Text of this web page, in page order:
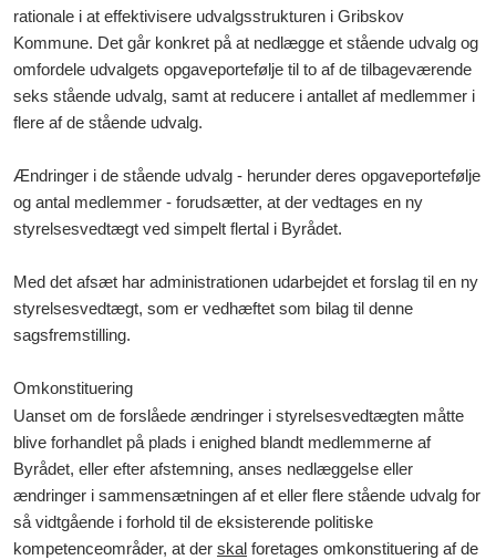
rationale i at effektivisere udvalgsstrukturen i Gribskov
Kommune. Det går konkret på at nedlægge et stående udvalg og
omfordele udvalgets opgaveportefølje til to af de tilbageværende
seks stående udvalg, samt at reducere i antallet af medlemmer i
flere af de stående udvalg.
Ændringer i de stående udvalg - herunder deres opgaveportefølje
og antal medlemmer - forudsætter, at der vedtages en ny
styrelsesvedtægt ved simpelt flertal i Byrådet.
Med det afsæt har administrationen udarbejdet et forslag til en ny
styrelsesvedtægt, som er vedhæftet som bilag til denne
sagsfremstilling.
Omkonstituering
Uanset om de forslåede ændringer i styrelsesvedtægten måtte
blive forhandlet på plads i enighed blandt medlemmerne af
Byrådet, eller efter afstemning, anses nedlæggelse eller
ændringer i sammensætningen af et eller flere stående udvalg for
så vidtgående i forhold til de eksisterende politiske
kompetenceområder, at der skal foretages omkonstituering af de